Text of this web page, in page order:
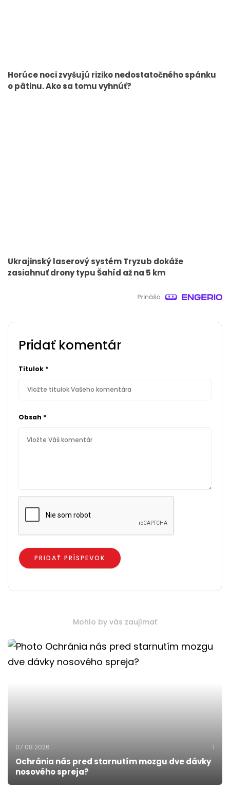
Horúce noci zvyšujú riziko nedostatočného spánku
o pätinu. Ako sa tomu vyhnúť?
Ukrajinský laserový systém Tryzub dokáže
zasiahnuť drony typu Šahíd až na 5 km
Pridať komentár
Titulok *
Obsah *
Mohlo by vás zaujímať
07.08.2026 1
Ochránia nás pred starnutím mozgu dve dávky
nosového spreja?